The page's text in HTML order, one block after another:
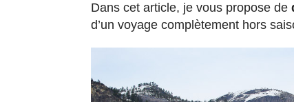
Dans cet article, je vous propose de
d’un voyage complètement hors